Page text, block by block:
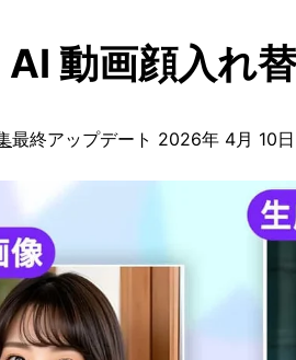
AI 動画顔入れ
最終アップデート 2026年 4月 10